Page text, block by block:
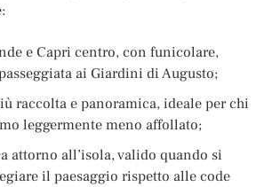
e Capri centro, con funicolare,
ai Giardini di Augusto;
raccolta e panoramica, ideale per chi
leggermente meno affollato;
attorno all’isola, valido quando si
il paesaggio rispetto alle code